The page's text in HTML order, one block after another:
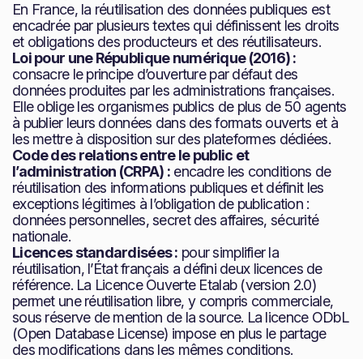
En France, la réutilisation des données publiques est
encadrée par plusieurs textes qui définissent les droits
et obligations des producteurs et des réutilisateurs.
Loi pour une République numérique (2016) :
consacre le principe d’ouverture par défaut des
données produites par les administrations françaises.
Elle oblige les organismes publics de plus de 50 agents
à publier leurs données dans des formats ouverts et à
les mettre à disposition sur des plateformes dédiées.
Code des relations entre le public et
l’administration (CRPA) : encadre les conditions de
réutilisation des informations publiques et définit les
exceptions légitimes à l’obligation de publication :
données personnelles, secret des affaires, sécurité
nationale.
Licences standardisées : pour simplifier la
réutilisation, l’État français a défini deux licences de
référence. La Licence Ouverte Etalab (version 2.0)
permet une réutilisation libre, y compris commerciale,
sous réserve de mention de la source. La licence ODbL
(Open Database License) impose en plus le partage
des modifications dans les mêmes conditions.